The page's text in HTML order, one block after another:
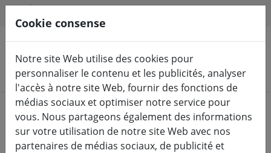
Rechercher des produits
Home %Vente
Cookie consense
Notre site Web utilise des cookies pour
personnaliser le contenu et les publicités, analyser
l'accès à notre site Web, fournir des fonctions de
médias sociaux et optimiser notre service pour
vous. Nous partageons également des informations
sur votre utilisation de notre site Web avec nos
partenaires de médias sociaux, de publicité et